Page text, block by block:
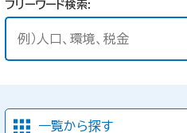
フリーワード検索
一覧から探す